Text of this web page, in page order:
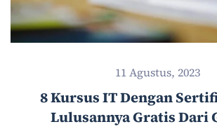
11 Agustus, 2023
8 Kursus IT Dengan
Lulusannya Gratis Dari